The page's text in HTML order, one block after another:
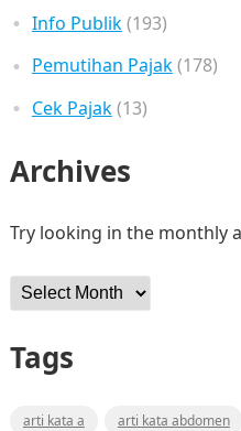
Info Publik(193)
Pemutihan Pajak(178)
Cek Pajak(13)
Archives
Try looking in the monthly
Archives
Tags
arti kata a arti kata abdomen